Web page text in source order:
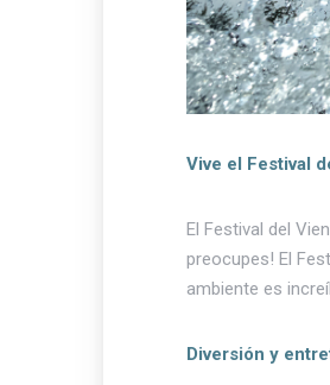
Vive el Festival
El Festival del
preocupes! El
ambiente es
Diversión y